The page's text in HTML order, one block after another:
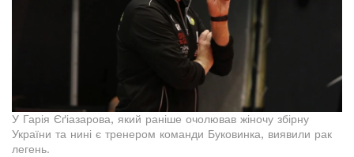
У Гарія Єґіазарова, який раніше очолював жіночу збірну
України та нині є тренером команди Буковинка, виявили рак
легень.